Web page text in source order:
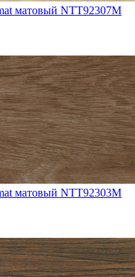
матовый NTT92307M
матовый NTT92303M